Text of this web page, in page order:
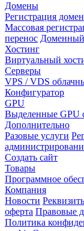
Домены
Регистрация
Массовая
перенос
Хостинг
Виртуальный
Серверы
VPS / VDS
Конфигуратор
GPU
Выделенные GPU
Дополнительно
Разовые услуги
Создать сайт
Товары
Программное
Компания
Новости
оферта Правовые
Политика